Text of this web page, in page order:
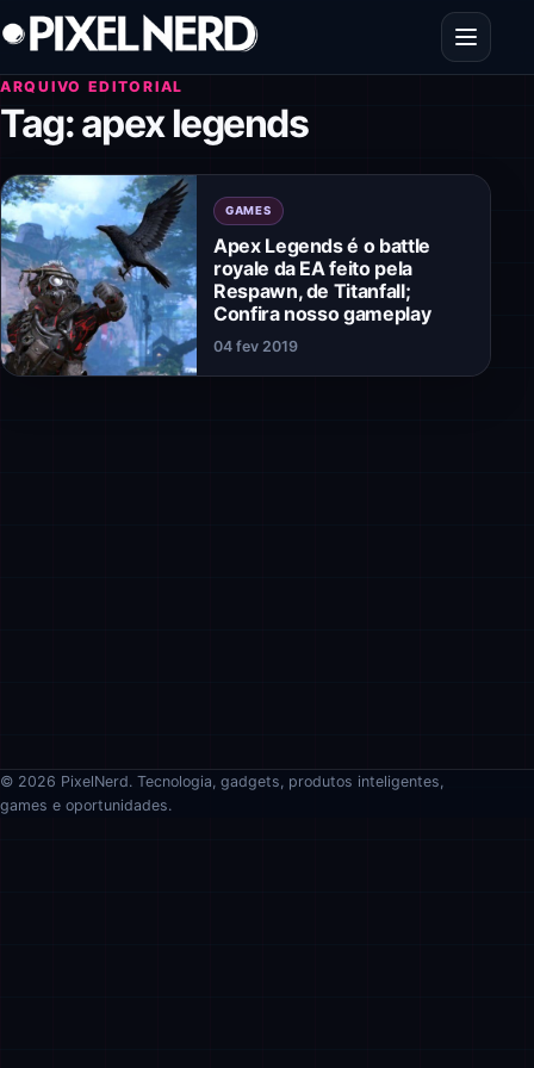
Pular para o conteúdo
Abrir
ARQUIVO EDITORIAL
Tag:apex legends
GAMES
Apex Legends é o battle
royale da EA feito pela
Respawn, de Titanfall;
Confira nosso gameplay
04 fev 2019
© 2026 PixelNerd. Tecnologia, gadgets, produtos inteligentes,
games e oportunidades.